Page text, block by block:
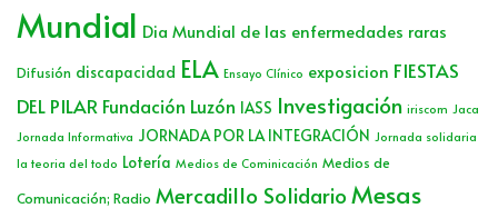
Mundial Dia Mundial de las enfermedades raras
Difusión discapacidad ELA Ensayo Clínico exposicion FIESTAS
DEL PILAR Fundación Luzón IASS Investigación iriscom Jaca
Jornada Informativa JORNADA POR LA INTEGRACIÓN Jornada solidaria
la teoria del todo Lotería Medios de Cominicación Medios de
Comunicación; Radio Mercadillo SolidarioMesas